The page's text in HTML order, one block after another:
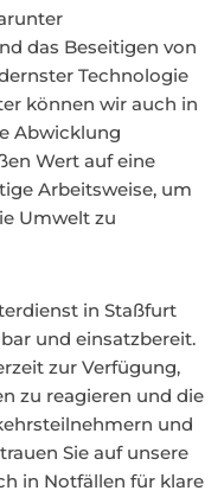
das Beseitigen von
Technologie
können wir auch in
Abwicklung
Wert auf eine
Arbeitsweise, um
Umwelt zu
in Staßfurt
und einsatzbereit.
zur Verfügung,
zu reagieren und die
und
Sie auf unsere
in Notfällen für klare